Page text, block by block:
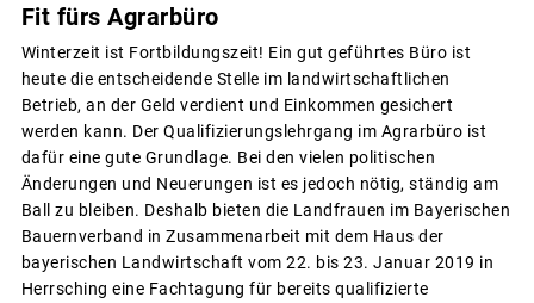
Fit fürs Agrarbüro
Winterzeit ist Fortbildungszeit! Ein gut geführtes Büro ist
heute die entscheidende Stelle im landwirtschaftlichen
Betrieb, an der Geld verdient und Einkommen gesichert
werden kann. Der Qualifizierungslehrgang im Agrarbüro ist
dafür eine gute Grundlage. Bei den vielen politischen
Änderungen und Neuerungen ist es jedoch nötig, ständig am
Ball zu bleiben. Deshalb bieten die Landfrauen im Bayerischen
Bauernverband in Zusammenarbeit mit dem Haus der
bayerischen Landwirtschaft vom 22. bis 23. Januar 2019 in
Herrsching eine Fachtagung für bereits qualifizierte